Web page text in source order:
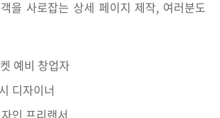
을 사로잡는 상세 페이지 제작, 여러분도
예비 창업자
디자이너
인 프리랜서